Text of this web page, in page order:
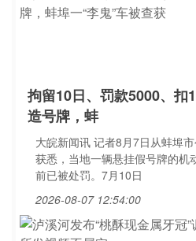
拘留10日、罚款5000、扣
造号牌，蚌
大皖新闻讯 记者8月7日从蚌埠
获悉，当地一辆悬挂假号牌的机
前已被处罚。7月10日
2026-08-07 12:54:00